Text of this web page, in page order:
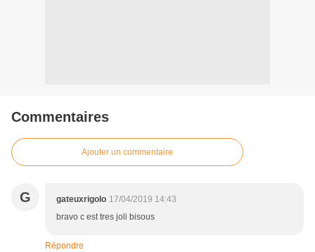
Commentaires
Ajouter un commentaire
G gateuxrigolo 17/04/2019 14:43
bravo c est tres joli bisous
Répondre